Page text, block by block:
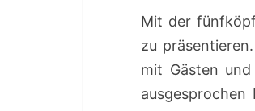
Mit der
zu
mit Gästen
ausgesprochen